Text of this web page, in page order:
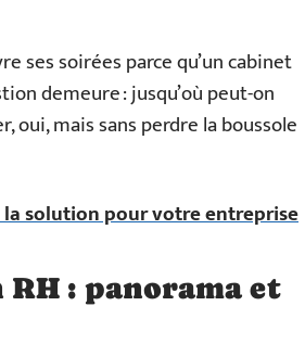
ses soirées parce qu’un cabinet
demeure : jusqu’où peut-on
oui, mais sans perdre la boussole
solution pour votre entreprise
: panorama et